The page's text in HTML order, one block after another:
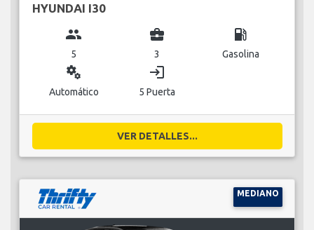
HYUNDAI I30
group
5
business_center
3
local_gas_station
Gasolina
miscellaneous_services
Automático
login
5 Puerta
VER DETALLES...
MEDIANO